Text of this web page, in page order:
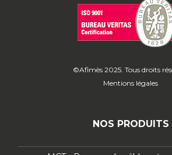
©Afimès 2025. Tous droits
Mentions légales
NOS PRODUITS